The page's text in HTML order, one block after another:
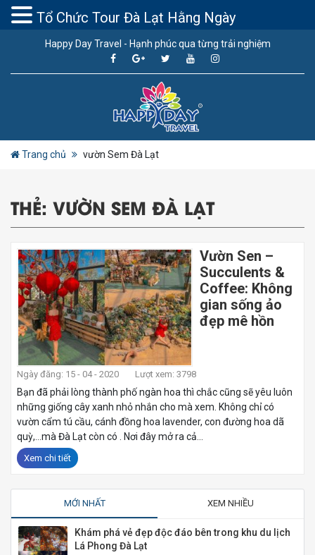
Happy Day Travel - Hạnh phúc qua từng trải nghiệm
Trang chủ vườn Sem Đà Lạt
THẺ: VƯỜN SEM ĐÀ LẠT
Vườn Sen –
Succulents &
Coffee: Không
gian sống ảo
đẹp mê hồn
Ngày đăng: 15 - 04 - 2020 Lượt xem: 3798
Bạn đã phải lòng thành phố ngàn hoa thì chắc cũng sẽ yêu luôn
những giống cây xanh nhỏ nhắn cho mà xem. Không chỉ có
vườn cẩm tú cầu, cánh đồng hoa lavender, con đường hoa dã
quỳ,…mà Đà Lạt còn có . Nơi đây mở ra cả...
Xem chi tiết
MỚI NHẤT XEM NHIỀU
Khám phá vẻ đẹp độc đáo bên trong khu du lịch
Lá Phong Đà Lạt
Tổ Chức Tour Đà Lạt Hằng Ngày